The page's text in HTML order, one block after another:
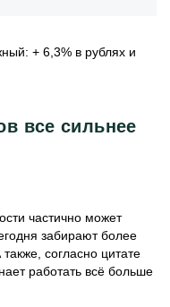
+ 6,3% в рублях и
все сильнее
частично может
забирают более
согласно цитате
работать всё больше